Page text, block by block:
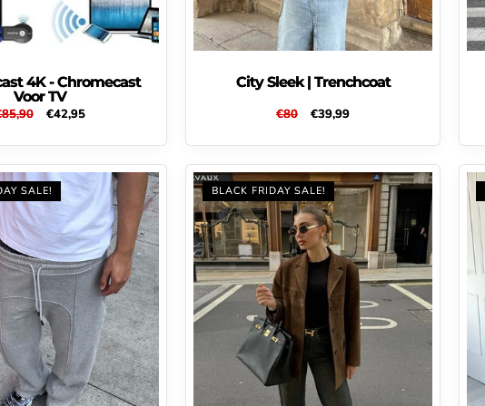
4K - Chromecast
Voor TV
Aanbiedingsprijs
€42,95
City Sleek | Trenchcoat
Normale
€80 Aanbiedingsprijs
€39,99
SALE! BLACK FRIDAY SALE!